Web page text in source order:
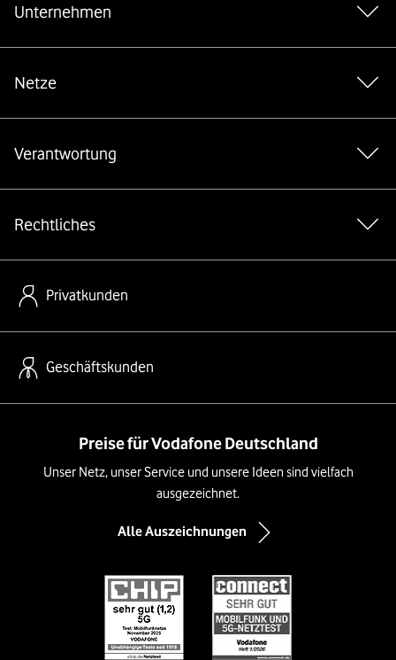
*Gender-Hinweis
Unternehmen
Netze
Verantwortung
Rechtliches
Privatkunden
Geschäftskunden
Preise für Vodafone Deutschland
Unser Netz, unser Service und unsere Ideen sind vielfach
ausgezeichnet.
Alle Auszeichnungen